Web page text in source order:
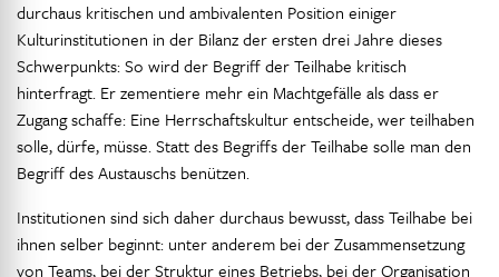
durchaus kritischen und ambivalenten Position einiger
Kulturinstitutionen in der Bilanz der ersten drei Jahre dieses
Schwerpunkts: So wird der Begriff der Teilhabe kritisch
hinterfragt. Er zementiere mehr ein Machtgefälle als dass er
Zugang schaffe: Eine Herrschaftskultur entscheide, wer teilhaben
solle, dürfe, müsse. Statt des Begriffs der Teilhabe solle man den
Begriff des Austauschs benützen.
Institutionen sind sich daher durchaus bewusst, dass Teilhabe bei
ihnen selber beginnt: unter anderem bei der Zusammensetzung
von Teams, bei der Struktur eines Betriebs, bei der Organisation